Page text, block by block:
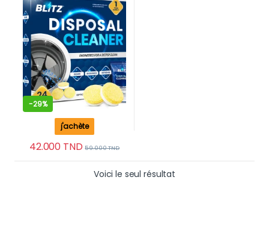
-29%
42.000 TND 59.000TND
j'achète
Voici le seul résultat